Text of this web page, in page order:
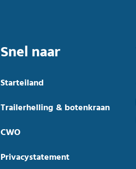
Snel naar
Starteiland
Trailerhelling & botenkraan
CWO
Privacystatement